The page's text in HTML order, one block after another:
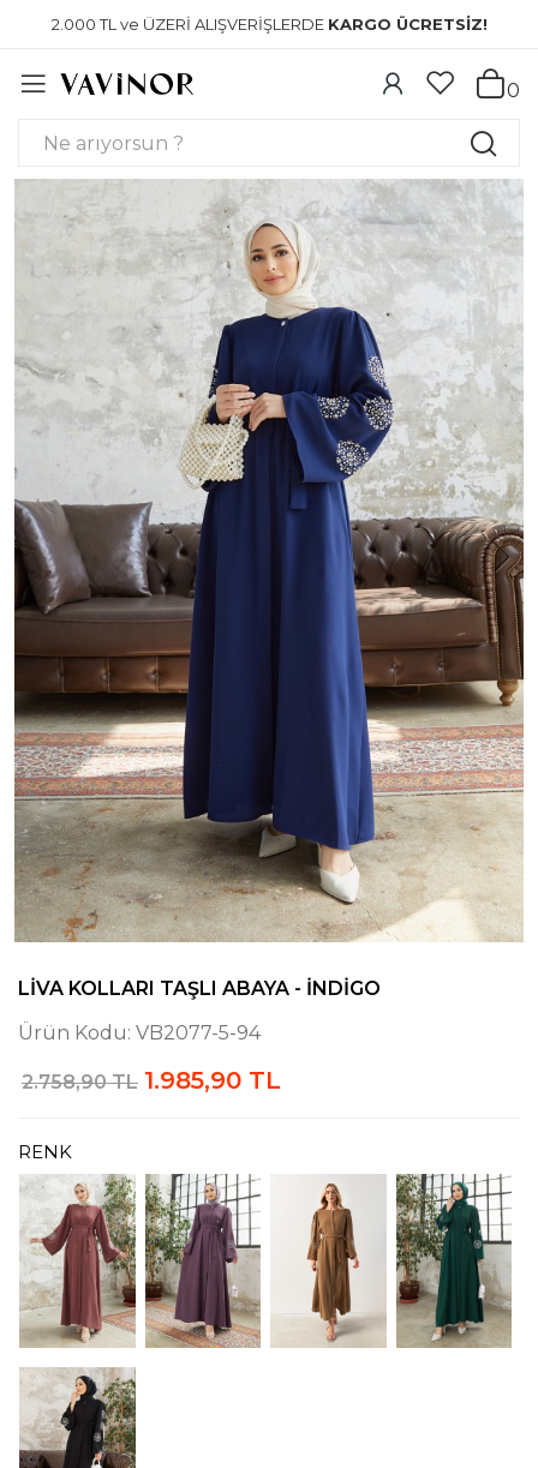
2.000 TL ve ÜZERİ ALIŞVERİŞLERDE KARGO ÜCRETSİZ!
0
LIVA KOLLARI TAŞLI ABAYA - İNDIGO
Ürün Kodu: VB2077-5-94
2.758,90 TL 1.985,90 TL
RENK